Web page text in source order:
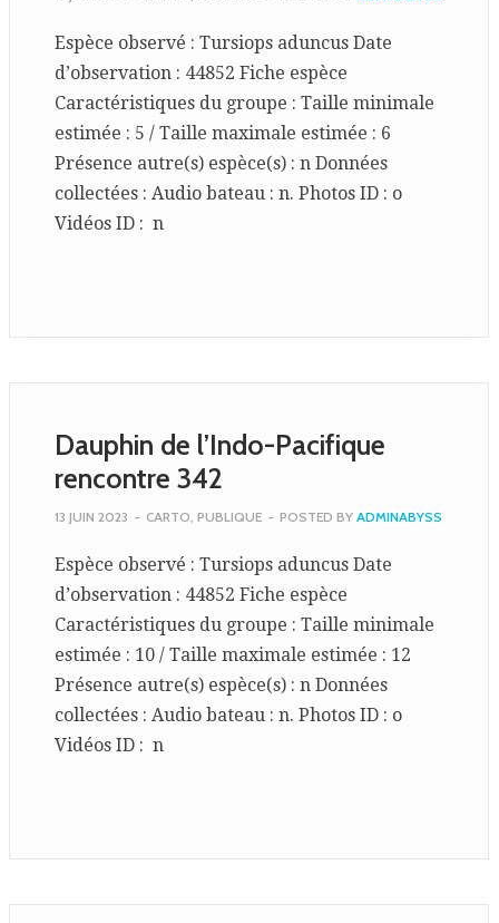
Espèce observé : Tursiops aduncus Date
d’observation : 44852 Fiche espèce
Caractéristiques du groupe : Taille minimale
estimée : 5 / Taille maximale estimée : 6
Présence autre(s) espèce(s) : n Données
collectées : Audio bateau : n. Photos ID : o
Vidéos ID : n
Dauphin de l’Indo-Pacifique
rencontre 342
13 JUIN 2023 - CARTO, PUBLIQUE - POSTED BY ADMINABYSS
Espèce observé : Tursiops aduncus Date
d’observation : 44852 Fiche espèce
Caractéristiques du groupe : Taille minimale
estimée : 10 / Taille maximale estimée : 12
Présence autre(s) espèce(s) : n Données
collectées : Audio bateau : n. Photos ID : o
Vidéos ID : n